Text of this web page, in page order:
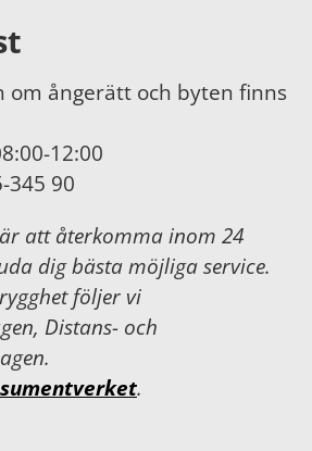
om ångerätt och byten finns
12:00
345 90
att återkomma inom 24
dig bästa möjliga service.
följer vi
Distans- och
.